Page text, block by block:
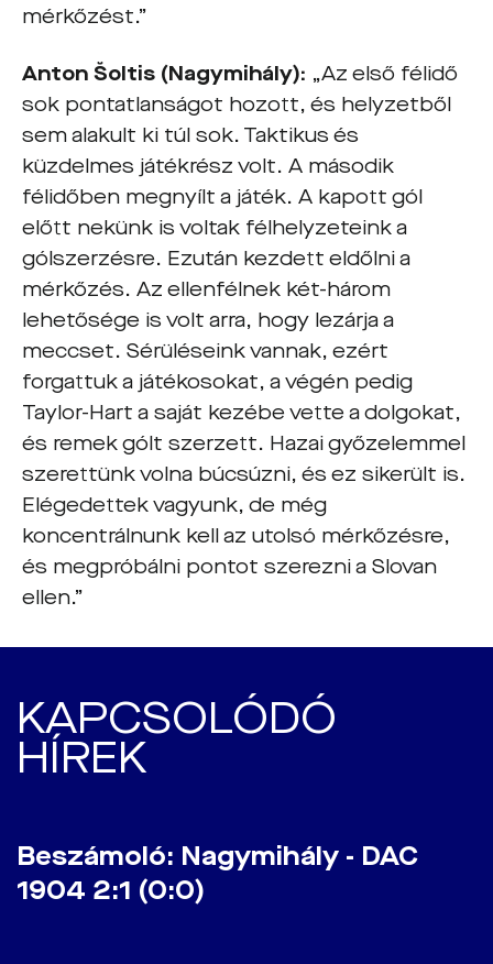
mérkőzést.”
Anton Šoltis (Nagymihály): „Az első félidő
sok pontatlanságot hozott, és helyzetből
sem alakult ki túl sok. Taktikus és
küzdelmes játékrész volt. A második
félidőben megnyílt a játék. A kapott gól
előtt nekünk is voltak félhelyzeteink a
gólszerzésre. Ezután kezdett eldőlni a
mérkőzés. Az ellenfélnek két-három
lehetősége is volt arra, hogy lezárja a
meccset. Sérüléseink vannak, ezért
forgattuk a játékosokat, a végén pedig
Taylor-Hart a saját kezébe vette a dolgokat,
és remek gólt szerzett. Hazai győzelemmel
szerettünk volna búcsúzni, és ez sikerült is.
Elégedettek vagyunk, de még
koncentrálnunk kell az utolsó mérkőzésre,
és megpróbálni pontot szerezni a Slovan
ellen.”
KAPCSOLÓDÓ
HÍREK
Beszámoló: Nagymihály - DAC
1904 2:1 (0:0)